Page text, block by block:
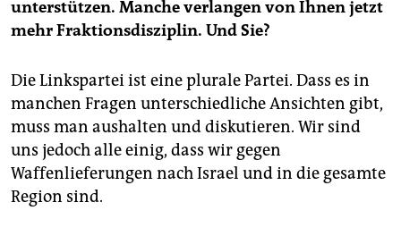
unterstützen. Manche verlangen von Ihnen jetzt
mehr Fraktionsdisziplin. Und Sie?
Die Linkspartei ist eine plurale Partei. Dass es in
manchen Fragen unterschiedliche Ansichten gibt,
muss man aushalten und diskutieren. Wir sind
uns jedoch alle einig, dass wir gegen
Waffenlieferungen nach Israel und in die gesamte
Region sind.